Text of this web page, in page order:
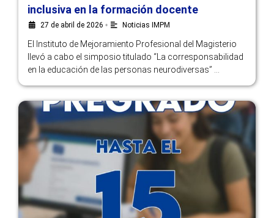
inclusiva en la formación docente
27 de abril de 2026 • Noticias IMPM
El Instituto de Mejoramiento Profesional del Magisterio
llevó a cabo el simposio titulado “La corresponsabilidad
en la educación de las personas neurodiversas” …